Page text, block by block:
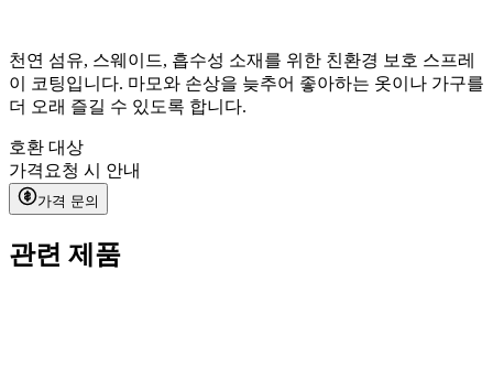
천연 섬유, 스웨이드, 흡수성 소재를 위한 친환경 보호 스프레
이 코팅입니다. 마모와 손상을 늦추어 좋아하는 옷이나 가구를
더 오래 즐길 수 있도록 합니다.
호환 대상
가격 요청 시 안내
가격 문의
관련 제품